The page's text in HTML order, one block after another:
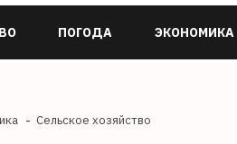
ПОГОДА ЭКОНОМИКА
Сельское хозяйство